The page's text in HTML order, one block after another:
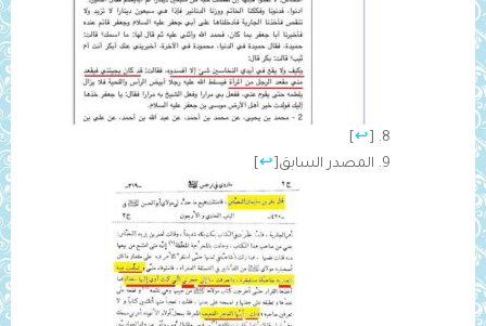
[
↩
]
المصدر السابق [
↩
]